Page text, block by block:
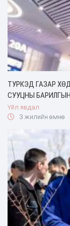
ТУРКЭД ГАЗАР
СУУЦНЫ
Үйл явдал
3 жилийн өмнө